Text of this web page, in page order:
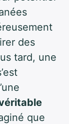
des
tard, une
que